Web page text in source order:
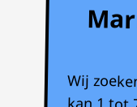
Wij
kan 1 tot